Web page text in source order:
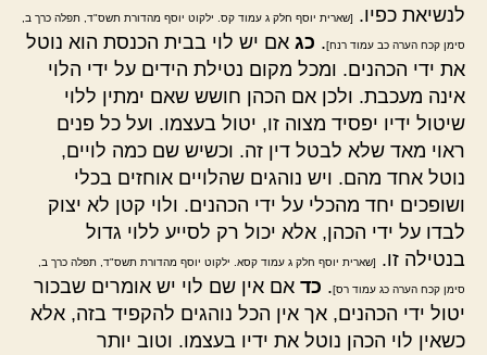
לנשיאת כפיו.
[שארית יוסף חלק ג עמוד קס. ילקוט יוסף מהדורת תשס"ד, תפלה כרך ב,
סימן קכח הערה כב עמוד רנח]. כג אם יש לוי בבית הכנסת הוא נוטל
את ידי הכהנים. ומכל מקום נטילת הידים על ידי הלוי
אינה מעכבת. ולכן אם הכהן חושש שאם ימתין ללוי
שיטול ידיו יפסיד מצוה זו, יטול בעצמו. ועל כל פנים
ראוי מאד שלא לבטל דין זה. וכשיש שם כמה לויים,
נוטל אחד מהם. ויש נוהגים שהלויים אוחזים בכלי
ושופכים יחד מהכלי על ידי הכהנים. ולוי קטן לא יצוק
לבדו על ידי הכהן, אלא יכול רק לסייע ללוי גדול
בנטילה זו.
[שארית יוסף חלק ג עמוד קסא. ילקוט יוסף מהדורת תשס"ד, תפלה כרך ב,
סימן קכח הערה כג עמוד רס]. כד אם אין שם לוי יש אומרים שבכור
יטול ידי הכהנים, אך אין הכל נוהגים להקפיד בזה, אלא
כשאין לוי הכהן נוטל את ידיו בעצמו. וטוב יותר